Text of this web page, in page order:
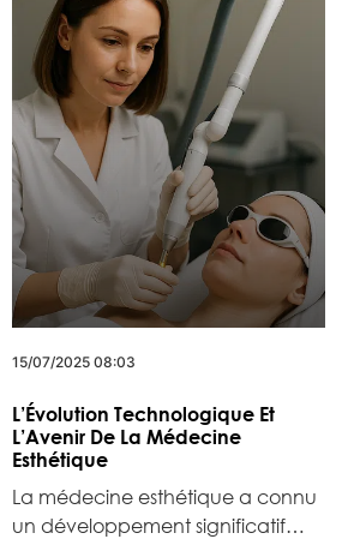
15/07/2025 08:03
L’Évolution Technologique Et
L’Avenir De La Médecine
Esthétique
La médecine esthétique a connu
un développement significatif…